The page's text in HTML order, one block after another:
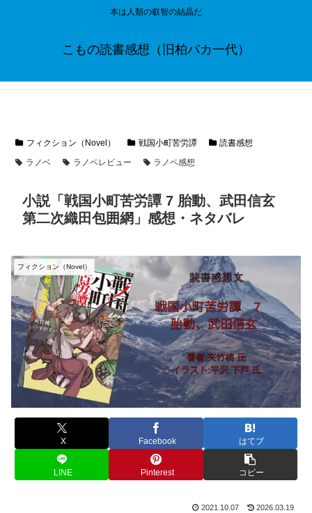
本は人類の叡智の結晶だ
こもの読書感想（旧柏バカ一代）
フィクション（Novel） 戦国小町苦労譚
読書感想
ラノベ
ラノベレビュー ラノベ感想
小説「戦国小町苦労譚 7 胎動、武田信玄
第二次織田包囲網」感想・ネタバレ
フィクション（Novel）
X Facebook はてブ
LINE Pinterest コピー
2021.10.07 2026.03.19